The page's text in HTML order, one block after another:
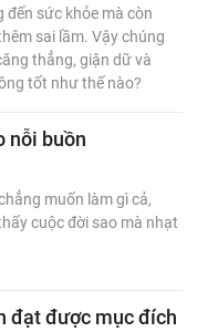
đến sức khỏe mà còn
sai lầm. Vậy chúng
thẳng, giận dữ và
tốt như thế nào?
nỗi buồn
muốn làm gì cả,
cuộc đời sao mà nhạt
đạt được mục đích